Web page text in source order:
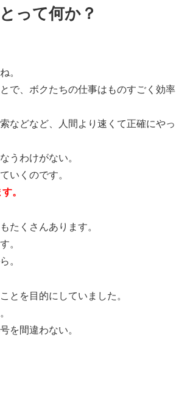
って何か？
。
で、ボクたちの仕事はものすごく効率
などなど、人間より速くて正確にやっ
うわけがない。
いくのです。
。
たくさんあります。
。
。
とを目的にしていました。
を間違わない。